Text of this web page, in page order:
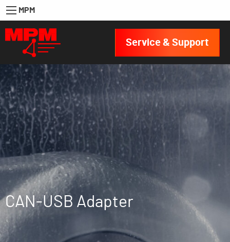
MPM
Service & Support
CAN-USB Adapter